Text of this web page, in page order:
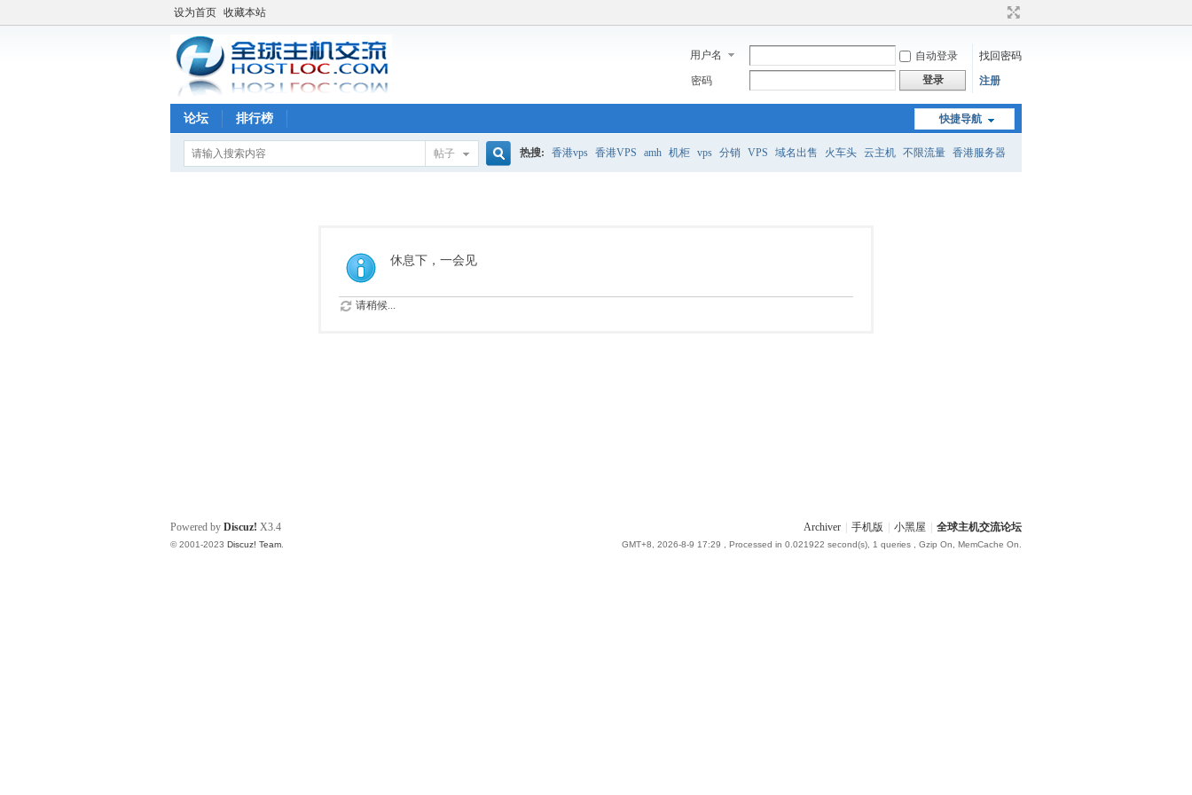
设为首页 收藏本站
用户名 自动登录
找回密码
密码
登录 注册
快捷导航
论坛 排行榜
帖子 热搜: 香港vps 香港VPS amh 机柜 vps 分销 VPS 域名出售 火车头 云主机 不限流量 香港服务器
休息下，一会见
请稍候...
Archiver 手机版 小黑屋 全球主机交流论坛
GMT+8, 2026-8-9 17:29 , Processed in 0.021922 second(s), 1 queries , Gzip On, MemCache On.
Powered by Discuz! X3.4
© 2001-2023 Discuz! Team